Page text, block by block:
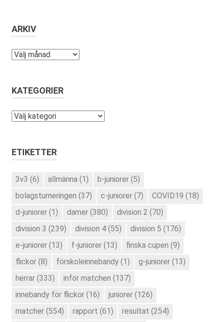
ARKIV
Arkiv
KATEGORIER
Kategorier
ETIKETTER
3v3 (6) allmänna (1) b-juniorer (5)
bolagsturneringen (37) c-juniorer (7) COVID19 (18)
d-juniorer (1) damer (380) division 2 (70)
division 3 (239) division 4 (55) division 5 (176)
e-juniorer (13) f-juniorer (13) finska cupen (9)
flickor (8) förskoleinnebandy (1) g-juniorer (13)
herrar (333) inför matchen (137)
innebandy för flickor (16) juniorer (126)
matcher (554) rapport (61) resultat (254)